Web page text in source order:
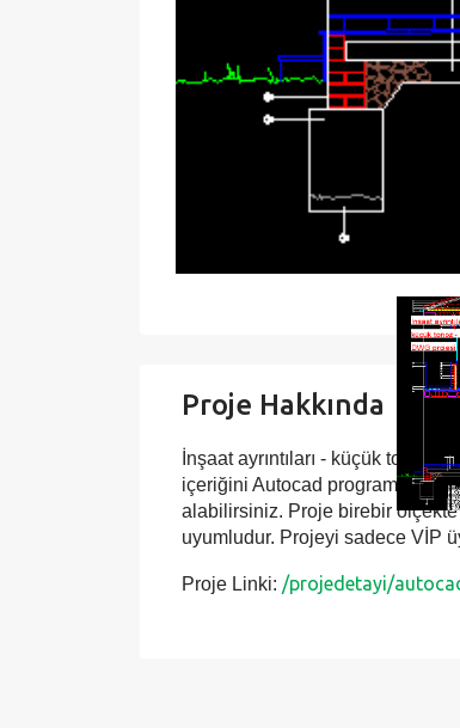
Proje Hakkında
İnşaat ayrıntıları - küçük
içeriğini Autocad programında
alabilirsiniz. Proje birebir
uyumludur. Projeyi sadece VİP
Proje Linki: /projedetayi/